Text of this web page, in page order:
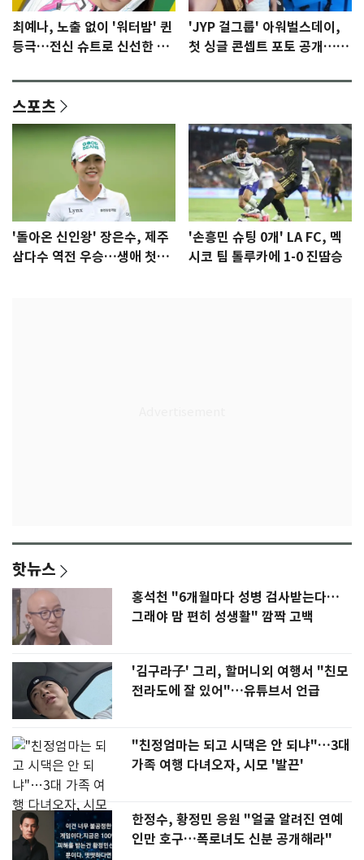
최예나, 노출 없이 '워터밤' 퀸
등극…전신 슈트로 신선한 충
'JYP 걸그룹' 아워벌스데이,
첫 싱글 콘셉트 포토 공개…청
스포츠
'돌아온 신인왕' 장은수, 제주
삼다수 역전 우승…생애 첫승
'손흥민 슈팅 0개' LA FC, 멕
시코 팀 톨루카에 1-0 진땀승
핫뉴스
홍석천 "6개월마다 성병 검사받는다…
그래야 맘 편히 성생활" 깜짝 고백
'김구라子' 그리, 할머니외 여행서 "친모
전라도에 잘 있어"…유튜브서 언급
"친정엄마는 되고 시댁은 안 되냐"…3대
가족 여행 다녀오자, 시모 '발끈'
한정수, 황정민 응원 "얼굴 알려진 연예
인만 호구…폭로녀도 신분 공개해라"